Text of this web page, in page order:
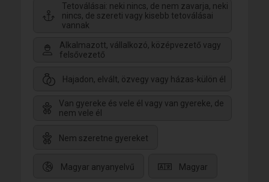
Tetoválásai: neki nincs, de nem zavarja, neki
nincs, de szereti vagy kisebb tetoválásai
vannak
Alkalmazott, vállalkozó, középvezető vagy
felsővezető
Hajadon, elvált, özvegy vagy házas-külön él
Van gyereke és vele él vagy van gyereke, de
nem vele él
Nem szeretne gyereket
Magyar anyanyelvű Magyar